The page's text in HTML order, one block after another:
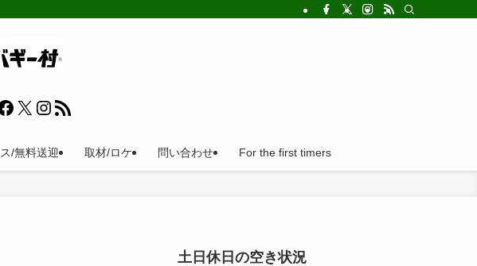
ャンプ等一日楽しめる!法人の福利厚生利用にとても便利。
/無料送迎 取材/ロケ 問い合わせ For the first timers
X Instagram
RSS フィード
土日休日の空き状況